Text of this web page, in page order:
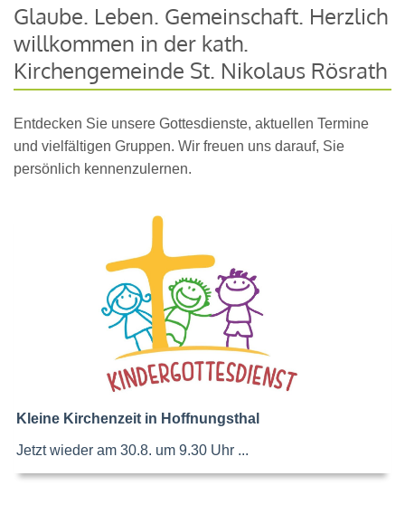
Glaube. Leben. Gemeinschaft. Herzlich
willkommen in der kath.
Kirchengemeinde St. Nikolaus Rösrath
Entdecken Sie unsere Gottesdienste, aktuellen Termine
und vielfältigen Gruppen. Wir freuen uns darauf, Sie
persönlich kennenzulernen.
Kleine Kirchenzeit in Hoffnungsthal
Jetzt wieder am 30.8. um 9.30 Uhr ...